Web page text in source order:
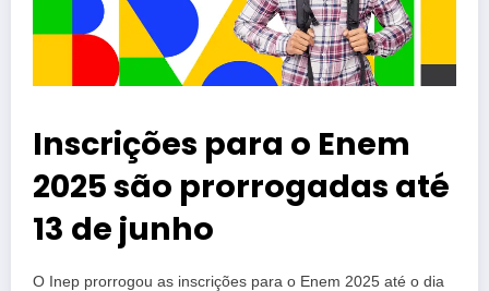
Inscrições para o Enem
2025 são prorrogadas até
13 de junho
O Inep prorrogou as inscrições para o Enem 2025 até o dia